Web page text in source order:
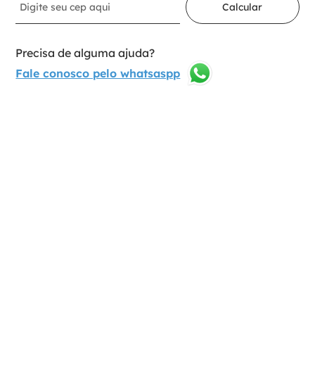
Calcular
Precisa de alguma ajuda?
Fale conosco pelo whatsaspp